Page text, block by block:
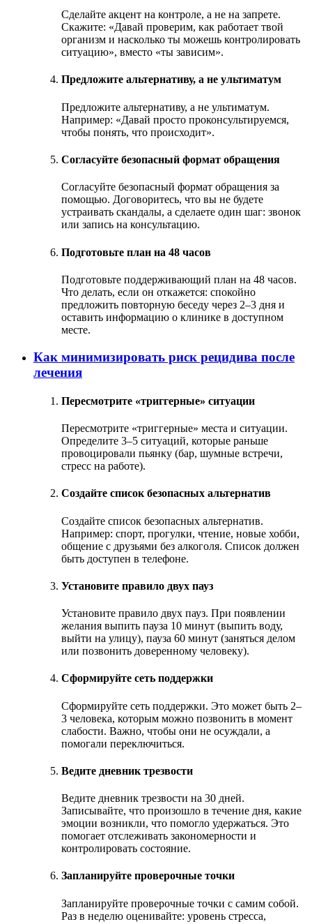
Сделайте акцент на контроле, а не на запрете.
Скажите: «Давай проверим, как работает твой
организм и насколько ты можешь контролировать
ситуацию», вместо «ты зависим».
Предложите альтернативу, а не ультиматум
Предложите альтернативу, а не ультиматум.
Например: «Давай просто проконсультируемся,
чтобы понять, что происходит».
Согласуйте безопасный формат обращения
Согласуйте безопасный формат обращения за
помощью. Договоритесь, что вы не будете
устраивать скандалы, а сделаете один шаг: звонок
или запись на консультацию.
Подготовьте план на 48 часов
Подготовьте поддерживающий план на 48 часов.
Что делать, если он откажется: спокойно
предложить повторную беседу через 2–3 дня и
оставить информацию о клинике в доступном
месте.
Как минимизировать риск рецидива после
лечения
Пересмотрите «триггерные» ситуации
Пересмотрите «триггерные» места и ситуации.
Определите 3–5 ситуаций, которые раньше
провоцировали пьянку (бар, шумные встречи,
стресс на работе).
Создайте список безопасных альтернатив
Создайте список безопасных альтернатив.
Например: спорт, прогулки, чтение, новые хобби,
общение с друзьями без алкоголя. Список должен
быть доступен в телефоне.
Установите правило двух пауз
Установите правило двух пауз. При появлении
желания выпить пауза 10 минут (выпить воду,
выйти на улицу), пауза 60 минут (заняться делом
или позвонить доверенному человеку).
Сформируйте сеть поддержки
Сформируйте сеть поддержки. Это может быть 2–
3 человека, которым можно позвонить в момент
слабости. Важно, чтобы они не осуждали, а
помогали переключиться.
Ведите дневник трезвости
Ведите дневник трезвости на 30 дней.
Записывайте, что произошло в течение дня, какие
эмоции возникли, что помогло удержаться. Это
помогает отслеживать закономерности и
контролировать состояние.
Запланируйте проверочные точки
Запланируйте проверочные точки с самим собой.
Раз в неделю оценивайте: уровень стресса,